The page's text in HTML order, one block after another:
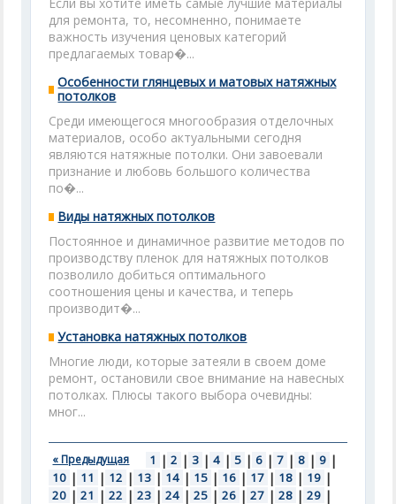
для ремонта, то, несомненно, понимаете
важность изучения ценовых категорий
предлагаемых товар�...
Особенности глянцевых и матовых натяжных
потолков
Среди имеющегося многообразия отделочных
материалов, особо актуальными сегодня
являются натяжные потолки. Они завоевали
признание и любовь большого количества
по�...
Виды натяжных потолков
Постоянное и динамичное развитие методов по
производству пленок для натяжных потолков
позволило добиться оптимального
соотношения цены и качества, и теперь
производит�...
Установка натяжных потолков
Многие люди, которые затеяли в своем доме
ремонт, остановили свое внимание на навесных
потолках. Плюсы такого выбора очевидны:
мног...
« Предыдущая 1 | 2 | 3 | 4 | 5 | 6 | 7 | 8 | 9 |
10 | 11 | 12 | 13 | 14 | 15 | 16 | 17 | 18 | 19 |
20 | 21 | 22 | 23 | 24 | 25 | 26 | 27 | 28 | 29 |